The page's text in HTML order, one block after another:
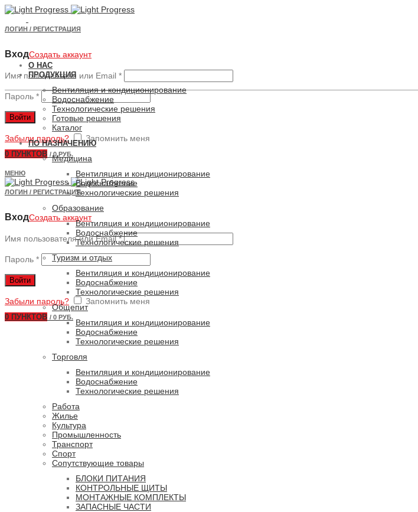
ЛОГИН / РЕГИСТРАЦИЯ
ВходСоздать аккаунт
Имя пользователя или Email *
Пароль *
Войти
Забыли пароль? Запомнить меня
0 ПУНКТОВ / 0 РУБ.
МЕНЮ
ЛОГИН / РЕГИСТРАЦИЯ
ВходСоздать аккаунт
Имя пользователя или Email*
Пароль *
Войти
Забыли пароль? Запомнить меня
0 ПУНКТОВ / 0 РУБ.
О НАС
ПРОДУКЦИЯ
Вентиляция и кондиционирование
Водоснабжение
Технологические решения
Готовые решения
Каталог
ПО НАЗНАЧЕНИЮ
Медицина
Вентиляция и кондиционирование
Водоснабжение
Технологические решения
Образование
Вентиляция и кондиционирование
Водоснабжение
Технологические решения
Туризм и отдых
Вентиляция и кондиционирование
Водоснабжение
Технологические решения
Общепит
Вентиляция и кондиционирование
Водоснабжение
Технологические решения
Торговля
Вентиляция и кондиционирование
Водоснабжение
Технологические решения
Работа
Жилье
Культура
Промышленность
Транспорт
Спорт
Сопутствующие товары
БЛОКИ ПИТАНИЯ
КОНТРОЛЬНЫЕ ЩИТЫ
МОНТАЖНЫЕ КОМПЛЕКТЫ
ЗАПАСНЫЕ ЧАСТИ